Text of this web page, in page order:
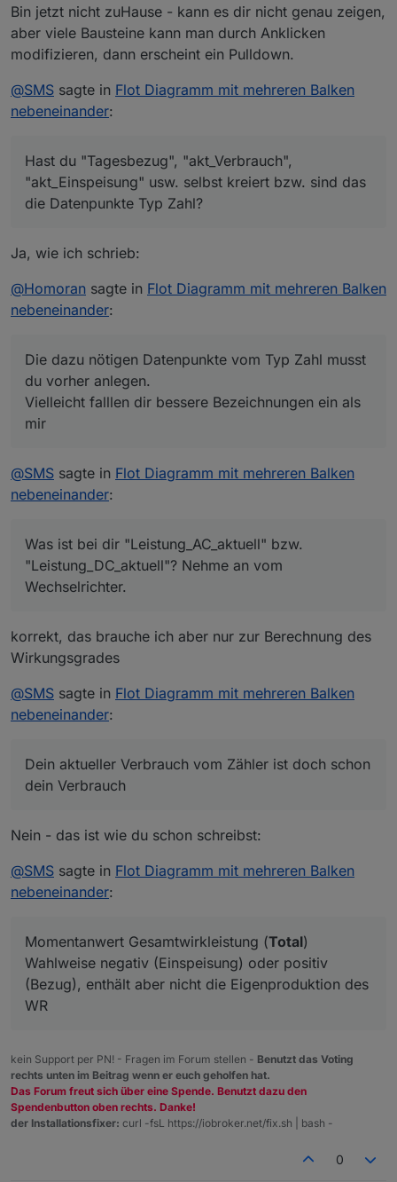
Bin jetzt nicht zuHause - kann es dir nicht genau zeigen,
aber viele Bausteine kann man durch Anklicken
modifizieren, dann erscheint ein Pulldown.
@SMS sagte in Flot Diagramm mit mehreren Balken
nebeneinander:
Hast du "Tagesbezug", "akt_Verbrauch",
"akt_Einspeisung" usw. selbst kreiert bzw. sind das
die Datenpunkte Typ Zahl?
Ja, wie ich schrieb:
@Homoran sagte in Flot Diagramm mit mehreren Balken
nebeneinander:
Die dazu nötigen Datenpunkte vom Typ Zahl musst
du vorher anlegen.
Vielleicht falllen dir bessere Bezeichnungen ein als
mir
@SMS sagte in Flot Diagramm mit mehreren Balken
nebeneinander:
Was ist bei dir "Leistung_AC_aktuell" bzw.
"Leistung_DC_aktuell"? Nehme an vom
Wechselrichter.
korrekt, das brauche ich aber nur zur Berechnung des
Wirkungsgrades
@SMS sagte in Flot Diagramm mit mehreren Balken
nebeneinander:
Dein aktueller Verbrauch vom Zähler ist doch schon
dein Verbrauch
Nein - das ist wie du schon schreibst:
@SMS sagte in Flot Diagramm mit mehreren Balken
nebeneinander:
Momentanwert Gesamtwirkleistung (Total)
Wahlweise negativ (Einspeisung) oder positiv
(Bezug), enthält aber nicht die Eigenproduktion des
WR
kein Support per PN! - Fragen im Forum stellen - Benutzt das Voting
rechts unten im Beitrag wenn er euch geholfen hat.
Das Forum freut sich über eine Spende. Benutzt dazu den
Spendenbutton oben rechts. Danke!
der Installationsfixer: curl -fsL https://iobroker.net/fix.sh | bash -
0